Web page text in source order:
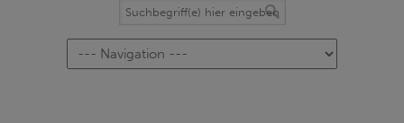
Navigation